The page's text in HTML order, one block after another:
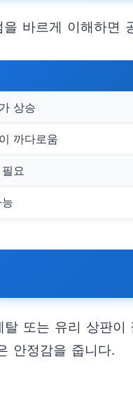
바르게 이해하면
상승
까다로움
요
또는 유리 상판이
안정감을 줍니다.